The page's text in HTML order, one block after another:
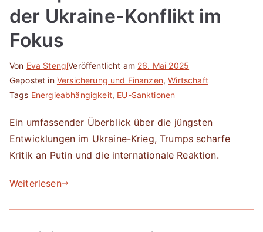
der Ukraine-Konflikt im
Fokus
Von Eva StenglVeröffentlicht am 26. Mai 2025
Gepostet in Versicherung und Finanzen,Wirtschaft
Tags Energieabhängigkeit, EU-Sanktionen
Ein umfassender Überblick über die jüngsten
Entwicklungen im Ukraine-Krieg, Trumps scharfe
Kritik an Putin und die internationale Reaktion.
Weiterlesen